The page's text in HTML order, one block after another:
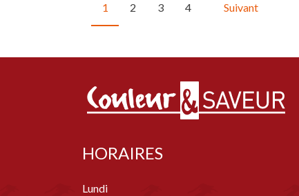
1 2 3 4 Suivant
HORAIRES
Lundi